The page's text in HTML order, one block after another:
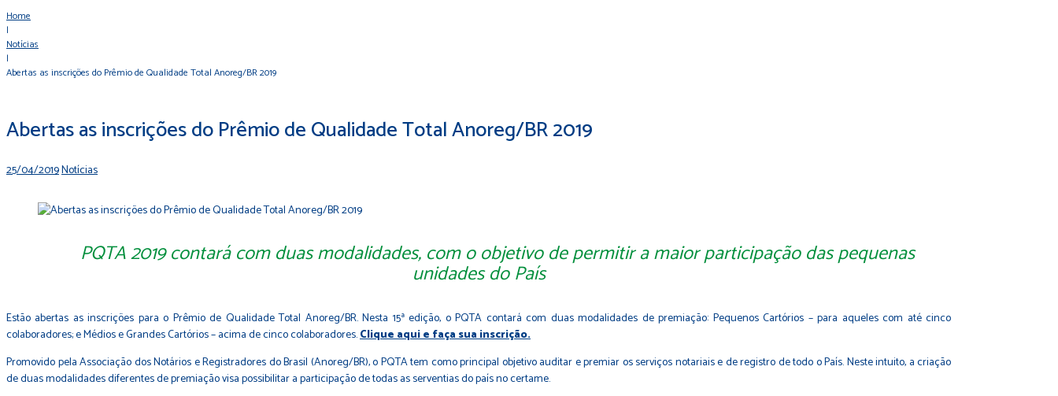
Home
|
Notícias
|
Abertas as inscrições do Prêmio de Qualidade Total Anoreg/BR 2019
Abertas as inscrições do Prêmio de Qualidade Total Anoreg/BR 2019
25/04/2019Notícias
PQTA 2019 contará com duas modalidades, com o objetivo de permitira maior participação das pequenas
unidades do País
Estão abertas as inscrições para o Prêmio de Qualidade Total Anoreg/BR. Nesta 15ª edição, o PQTA contará com duas modalidades de premiação: Pequenos Cartórios – para aqueles com até cinco
colaboradores; e Médios e Grandes Cartórios – acima de cinco colaboradores.Clique aqui e faça sua inscrição.
Promovido pela Associação dos Notários e Registradores do Brasil (Anoreg/BR), o PQTA tem como principal objetivo auditar e premiar os serviços notariais e de registro de todo o País. Neste intuito, a criação
de duas modalidades diferentes de premiação visa possibilitar a participação de todas as serventias do país no certame.